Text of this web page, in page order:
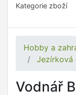
Kategorie zboží
Hobby a
Jezírková
Vodnář